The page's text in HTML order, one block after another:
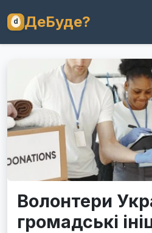
ДеБуде?
Волонтери
громадські